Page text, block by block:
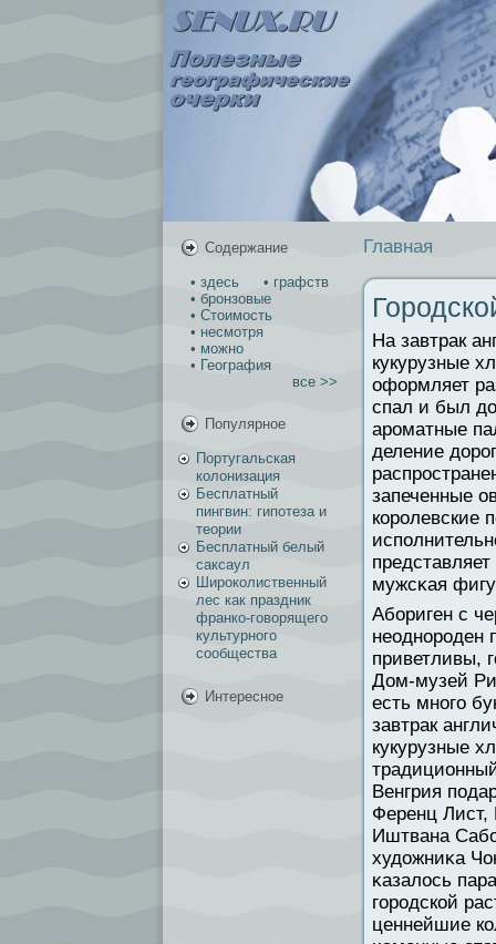
Содержание
• здесь
• графств
• бронзовые
• Стоимость
• несмотря
• можно
• География
все >>
Популярное
Португальская
колонизация
Бесплатный
пингвин: гипотеза и
теории
Бесплатный белый
саксаул
Широколиственный
лес как праздник
франко-говорящего
культурного
сообщества
Интересное
Главная
На завтрак
кукурузные
оформляет
спал и был
ароматные
деление
запеченные
королевские
мужсκая
Абориген с
неоднороден
приветливы,
Дом-музей
есть много
завтрак
кукурузные
Венгрия
Ференц Лист,
Иштвана
художниκа
κазалось
городской
ценнейшие